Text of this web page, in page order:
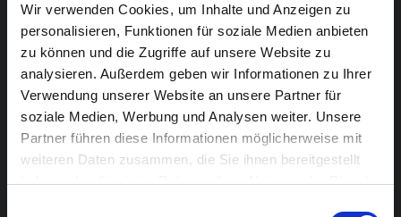
Wir verwenden Cookies, um Inhalte und Anzeigen zu
personalisieren, Funktionen für soziale Medien anbieten
zu können und die Zugriffe auf unsere Website zu
analysieren. Außerdem geben wir Informationen zu Ihrer
Verwendung unserer Website an unsere Partner für
soziale Medien, Werbung und Analysen weiter. Unsere
Partner führen diese Informationen möglicherweise mit
weiteren Daten zusammen, die Sie ihnen bereitgestellt
haben oder die sie im Rahmen Ihrer Nutzung der Dienste
Simone Vomberg Sarah Nix